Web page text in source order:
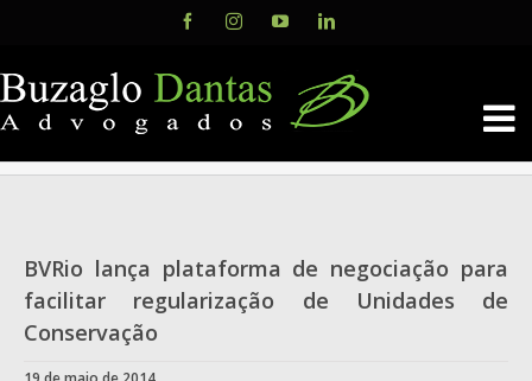
content
FacebookInstagramYouTubeLinkedIn
BVRio lança plataforma de negociação para
facilitar regularização de Unidades de
Conservação